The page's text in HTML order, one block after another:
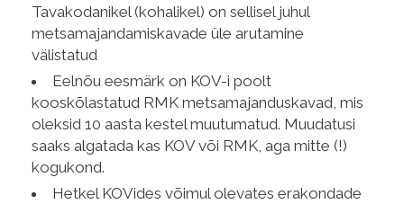
Tavakodanikel (kohalikel) on sellisel juhul
metsamajandamiskavade üle arutamine
välistatud
Eelnõu eesmärk on KOV-i poolt
kooskõlastatud RMK metsamajanduskavad, mis
oleksid 10 aasta kestel muutumatud. Muudatusi
saaks algatada kas KOV või RMK, aga mitte (!)
kogukond.
Hetkel KOVides võimul olevates erakondade